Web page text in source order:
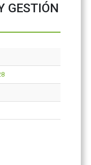
GESTIÓN